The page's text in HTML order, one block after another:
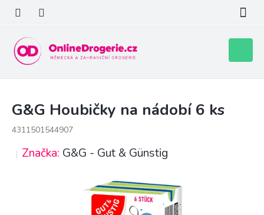
obsah
košík
G&G Houbičky na nádobí 6 ks
4311501544907
Značka: G&G - Gut & Günstig